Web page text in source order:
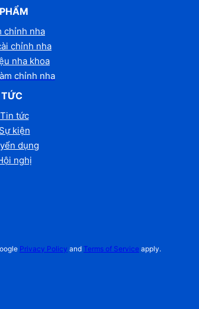
chỉnh nha
chỉnh nha
nha khoa
chỉnh nha
Tin tức
Sự kiện
dụng
nghị
Privacy Policy and Terms of Service apply.